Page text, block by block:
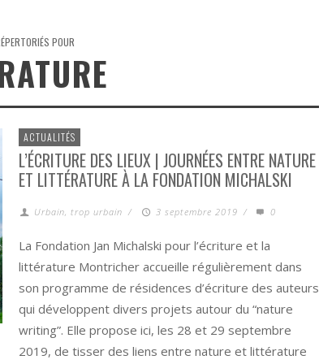
POUR
ACTUALITÉS
L’ÉCRITURE DES LIEUX | JOURNÉES ENTRE NATURE
ET LITTÉRATURE À LA FONDATION MICHALSKI
Urbain, trop urbain / 3 septembre 2019 / 0
La Fondation Jan Michalski pour l’écriture et la
littérature Montricher accueille régulièrement dans
son programme de résidences d’écriture des auteurs
qui développent divers projets autour du “nature
writing”. Elle propose ici, les 28 et 29 septembre
2019, de tisser des liens entre nature et littérature